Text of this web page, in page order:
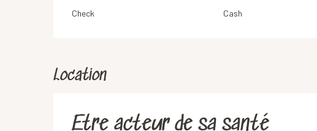
Check Cash
Location
Etre acteur de sa santé